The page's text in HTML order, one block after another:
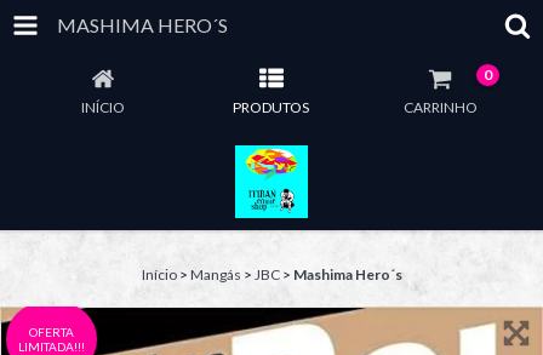
MASHIMA HERO´S
INÍCIO PRODUTOS CARRINHO
0
Início > Mangás > JBC > Mashima Hero´s
OFERTA
LIMITADA!!!